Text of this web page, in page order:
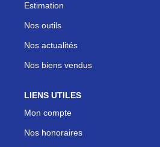
Estimation
Nos outils
Nos actualités
Nos biens vendus
LIENS UTILES
Mon compte
Nos honoraires